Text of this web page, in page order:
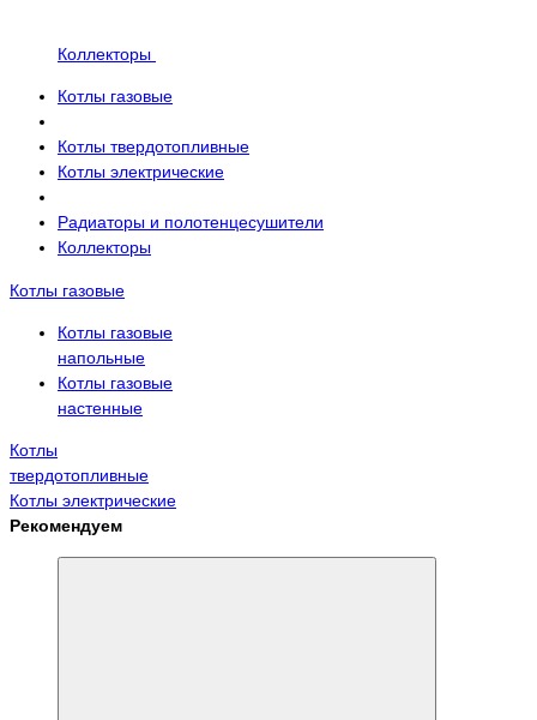
Коллекторы
Котлы газовые
Котлы твердотопливные
Котлы электрические
Радиаторы и полотенцесушители
Коллекторы
Котлы газовые
Котлы газовые
напольные
Котлы газовые
настенные
Котлы
твердотопливные
Котлы электрические
Рекомендуем